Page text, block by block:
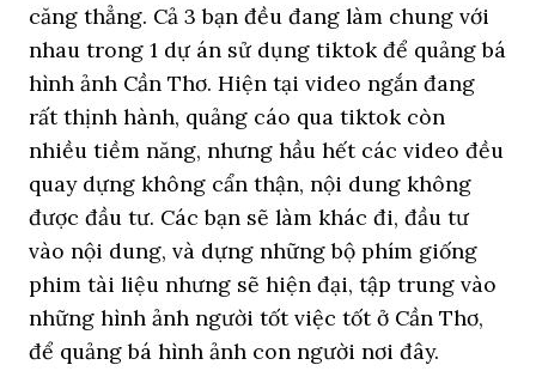
căng thẳng. Cả 3 bạn đều đang làm chung với
nhau trong 1 dự án sử dụng tiktok để quảng bá
hình ảnh Cần Thơ. Hiện tại video ngắn đang
rất thịnh hành, quảng cáo qua tiktok còn
nhiều tiềm năng, nhưng hầu hết các video đều
quay dựng không cẩn thận, nội dung không
được đầu tư. Các bạn sẽ làm khác đi, đầu tư
vào nội dung, và dựng những bộ phím giống
phim tài liệu nhưng sẽ hiện đại, tập trung vào
những hình ảnh người tốt việc tốt ở Cần Thơ,
để quảng bá hình ảnh con người nơi đây.